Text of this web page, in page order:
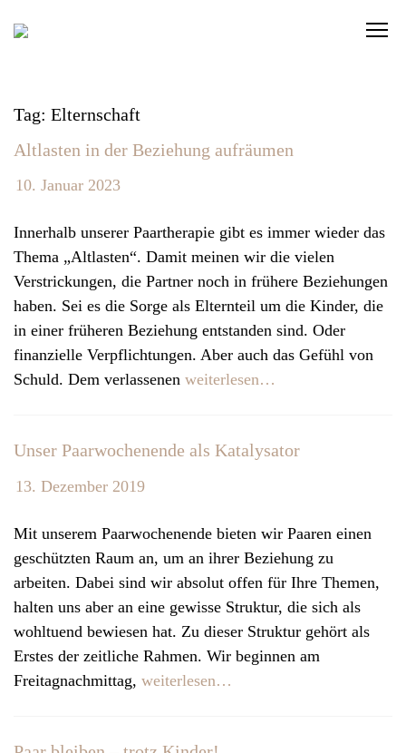
C
i
w
t
e
Tag: Elternschaft
Altlasten in der Beziehung aufräumen
10. Januar 2023
Innerhalb unserer Paartherapie gibt es immer wieder das
Thema „Altlasten“. Damit meinen wir die vielen
Verstrickungen, die Partner noch in frühere Beziehungen
haben. Sei es die Sorge als Elternteil um die Kinder, die
in einer früheren Beziehung entstanden sind. Oder
finanzielle Verpflichtungen. Aber auch das Gefühl von
Schuld. Dem verlassenen weiterlesen…
Unser Paarwochenende als Katalysator
13. Dezember 2019
Mit unserem Paarwochenende bieten wir Paaren einen
geschützten Raum an, um an ihrer Beziehung zu
arbeiten. Dabei sind wir absolut offen für Ihre Themen,
halten uns aber an eine gewisse Struktur, die sich als
wohltuend bewiesen hat. Zu dieser Struktur gehört als
Erstes der zeitliche Rahmen. Wir beginnen am
Freitagnachmittag, weiterlesen…